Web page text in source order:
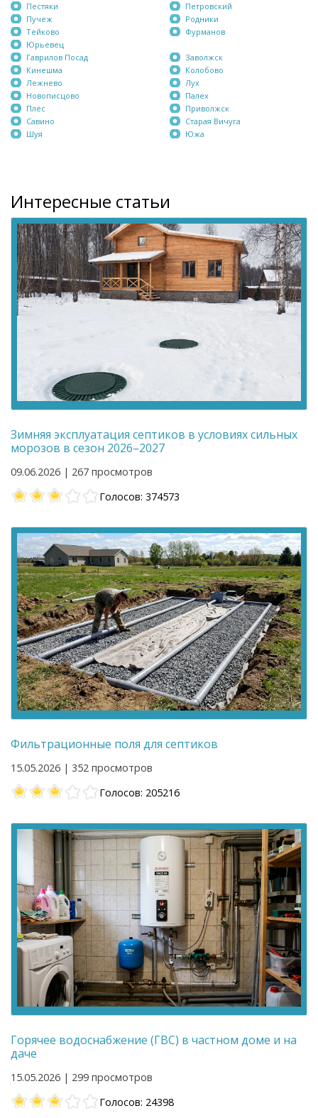
Пестяки
Пучеж
Тейково
Юрьевец
Петровский
Родники
Фурманов
Гаврилов Посад
Кинешма
Лежнево
Новописцово
Плёс
Савино
Шуя
Заволжск
Колобово
Лух
Палех
Приволжск
Старая Вичуга
Южа
Интересные статьи
Зимняя эксплуатация септиков в условиях сильных
морозов в сезон 2026–2027
09.06.2026 | 267 просмотров
Голосов: 374573
Фильтрационные поля для септиков
15.05.2026 | 352 просмотров
Голосов: 205216
Горячее водоснабжение (ГВС) в частном доме и на
даче
15.05.2026 | 299 просмотров
Голосов: 24398